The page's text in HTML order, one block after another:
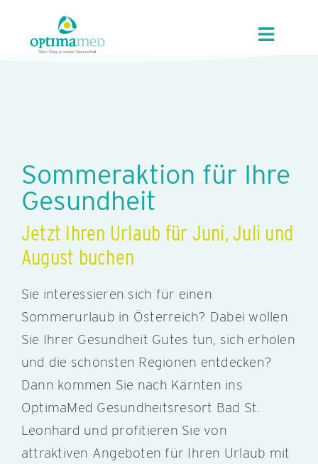
content
Toggle
REGION
KUR/GVA
KARRIERE
KONTAKT
Sommeraktion für Ihre
Gesundheit
Jetzt Ihren Urlaub für Juni, Juli und
August buchen
Sie interessieren sich für einen
Sommerurlaub in Österreich? Dabei wollen
Sie Ihrer Gesundheit Gutes tun, sich erholen
und die schönsten Regionen entdecken?
Dann kommen Sie nach Kärnten ins
OptimaMed Gesundheitsresort Bad St.
Leonhard und profitieren Sie von
attraktiven Angeboten für Ihren Urlaub mit